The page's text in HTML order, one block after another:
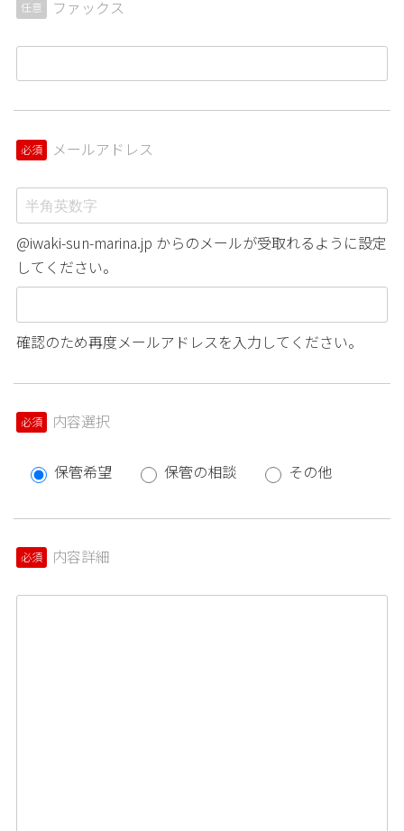
ファックス
任意
メールアドレス
必須
@iwaki-sun-marina.jp からのメールが受取れるように設定
してください。
確認のため再度メールアドレスを入力してください。
内容選択
必須
保管希望 保管の相談 その他
内容詳細
必須